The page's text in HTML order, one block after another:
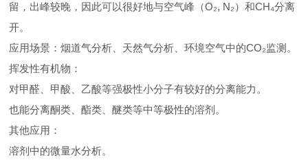
留，出峰较晚，因此可以很好地与空气峰（O₂, N₂）和CH₄分离
开。
应用场景：烟道气分析、天然气分析、环境空气中的CO₂监测。
挥发性有机物：
对甲醛、甲酸、乙酸等强极性小分子有较好的分离能力。
也能分离酮类、酯类、醚类等中等极性的溶剂。
其他应用：
溶剂中的微量水分析。